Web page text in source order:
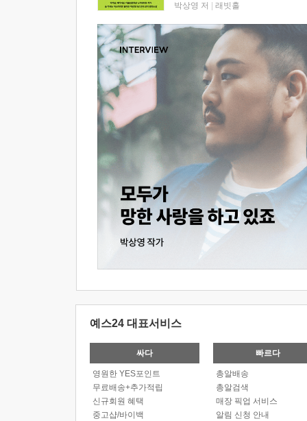
박상영 저 래빗홀
예스24 대표서비스
싸다
영원한 YES포인트
무료배송+추가적립
신규회원 혜택
중고샵/바이백
빠르다
총알배송
총알검색
매장 픽업 서비스
알림 신청 안내